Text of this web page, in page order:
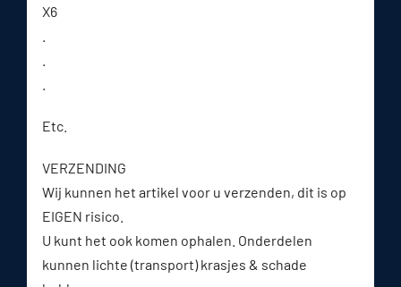
X6
Etc.
VERZENDING
Wij kunnen het artikel voor u verzenden, dit is op
EIGEN risico.
U kunt het ook komen ophalen. Onderdelen
kunnen lichte (transport) krasjes & schade